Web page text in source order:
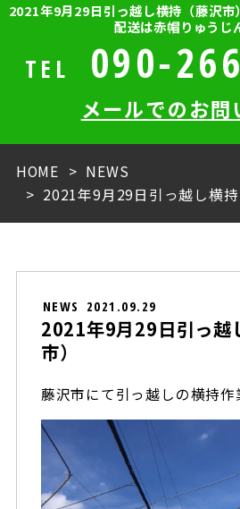
2021年9月29日引っ越し横持（藤沢市
配送は赤帽りゅうじ
TEL 090-
メールでのお問
HOME
NEWS
2021年9月29日引っ越し横持
NEWS 2021.09.29
2021年9月29日引っ越
市）
藤沢市にて引っ越しの横持作